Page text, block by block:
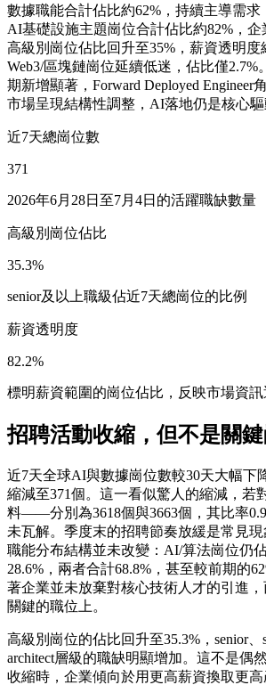
數據職能合計佔比約62%，持續主導需求
AI基礎設施主題崗位合計佔比約82%，企
高級別崗位佔比回升至35%，薪資透明度
Web3/區塊鏈崗位延續低迷，佔比僅2.7%
期新增顯著，Forward Deployed Engineer
市場呈現結構性調整，AI落地仍是核心驅
近7天總崗位數
371
2026年6月28日至7月4日的活躍職缺數量
高級別崗位佔比
35.3%
senior及以上職級佔近7天總崗位的比例
薪資透明度
82.2%
標明薪資範圍的崗位佔比，反映市場資
招聘活動收縮，但不是關
近7天全球AI與數據崗位數較30天大幅下
縮減至371個。這一看似驚人的縮減，若
料——分別為3618個與3663個，其比率
未瓦解。季度末的招聘節奏放緩是常見現
職能分布結構並未改變：AI/算法崗位仍
28.6%，兩者合計68.8%，甚至較前期的
著企業並未放棄對核心技術人才的引進
關鍵的職位上。
高級別崗位的佔比回升至35.3%，senior、
architect層級的職缺明顯增加。這不是
收縮時，企業傾向於用更高薪資換取更